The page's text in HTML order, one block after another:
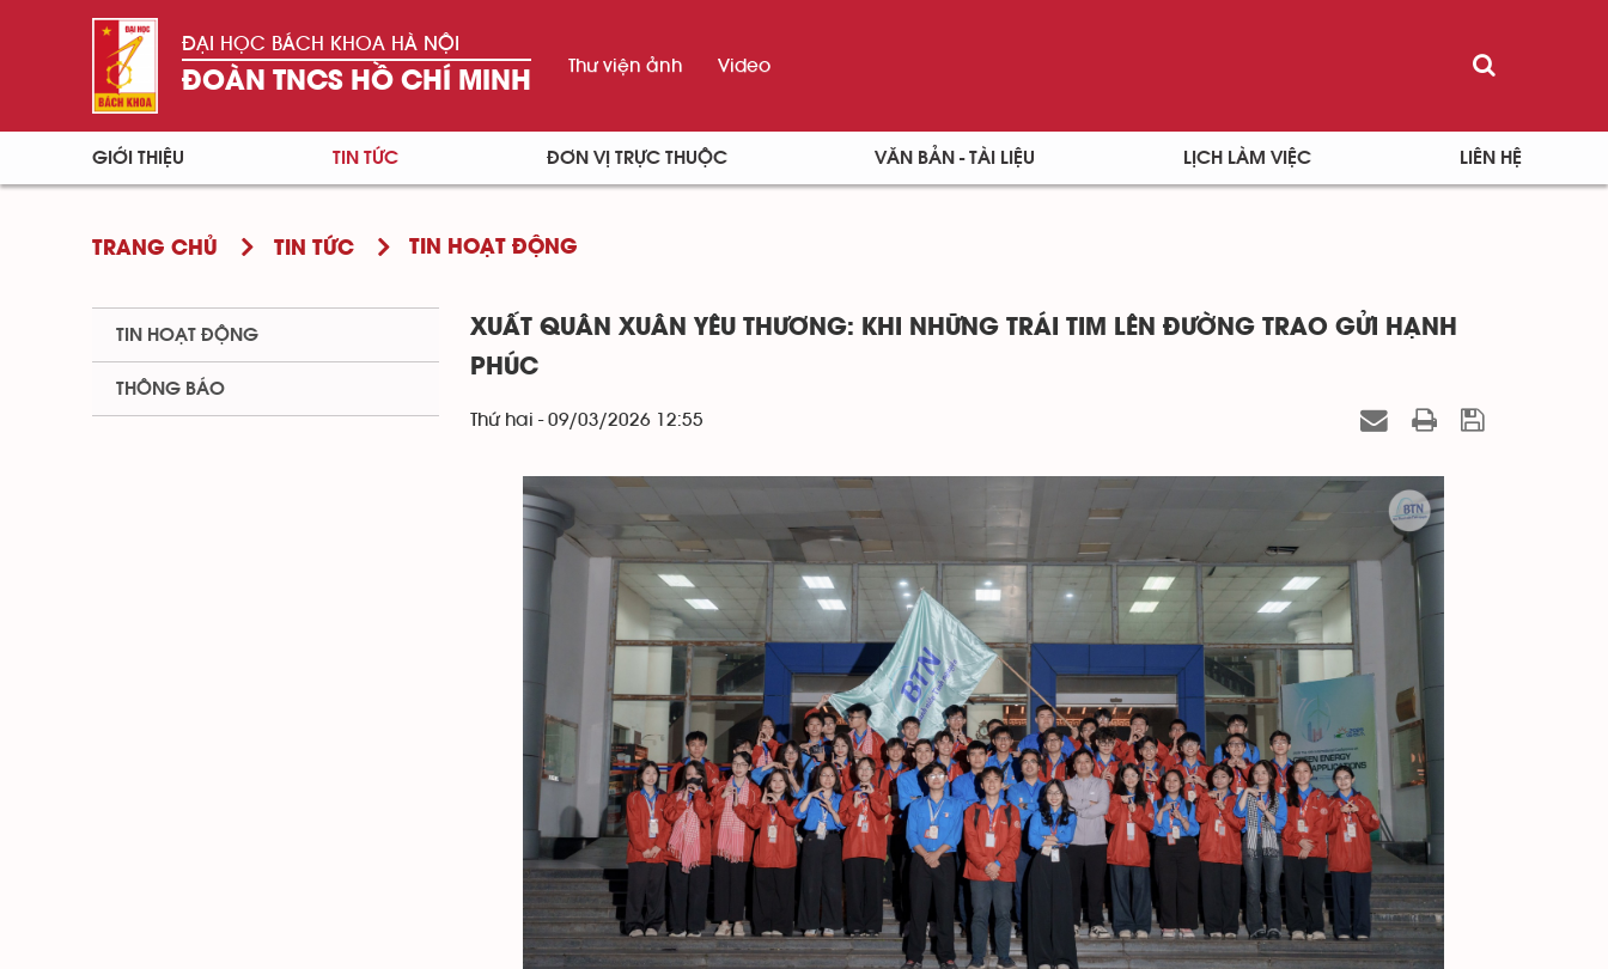
ĐẠI HỌC BÁCH KHOA HÀ NỘI
ĐOÀN TNCS HỒ CHÍ MINH
Thư viện ảnh Video
GIỚI THIỆU TIN TỨC ĐƠN VỊ TRỰC THUỘC VĂN BẢN - TÀI LIỆU LỊCH LÀM VIỆC LIÊN HỆ
TRANG CHỦ TIN TỨC TIN HOẠT ĐỘNG
XUẤT QUÂN XUÂN YÊU THƯƠNG: KHI NHỮNG TRÁI TIM LÊN ĐƯỜNG TRAO GỬI HẠNH
PHÚC
Thứ hai - 09/03/2026 12:55
TIN HOẠT ĐỘNG
THÔNG BÁO